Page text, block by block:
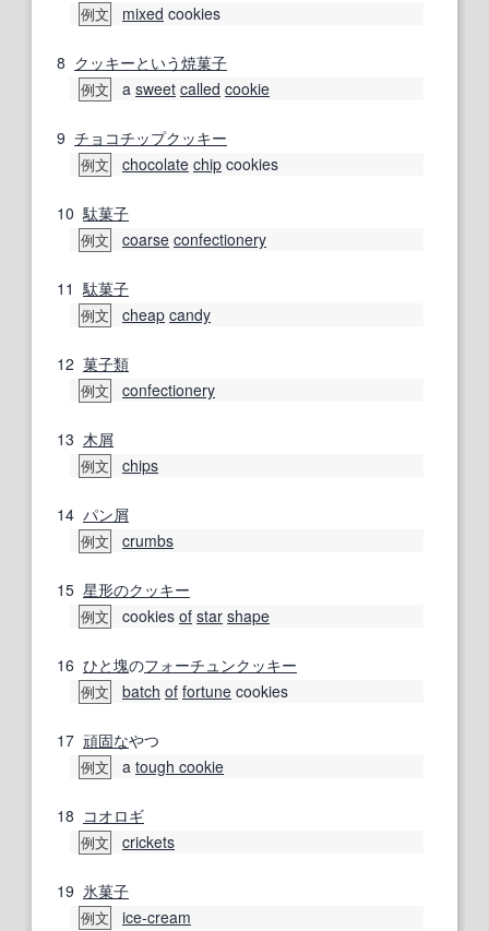
例文 mixed cookies
8 クッキーという焼菓子
例文 a sweet called cookie
9 チョコチップクッキー
例文 chocolate chip cookies
10 駄菓子
例文 coarse confectionery
11 駄菓子
例文 cheap candy
12 菓子類
例文 confectionery
13 木屑
例文 chips
14 パン屑
例文 crumbs
15 星形のクッキー
例文 cookies of star shape
16 ひと塊のフォーチュンクッキー
例文 batch of fortune cookies
17 頑固なやつ
例文 a tough cookie
18 コオロギ
例文 crickets
19 氷菓子
例文 ice-cream